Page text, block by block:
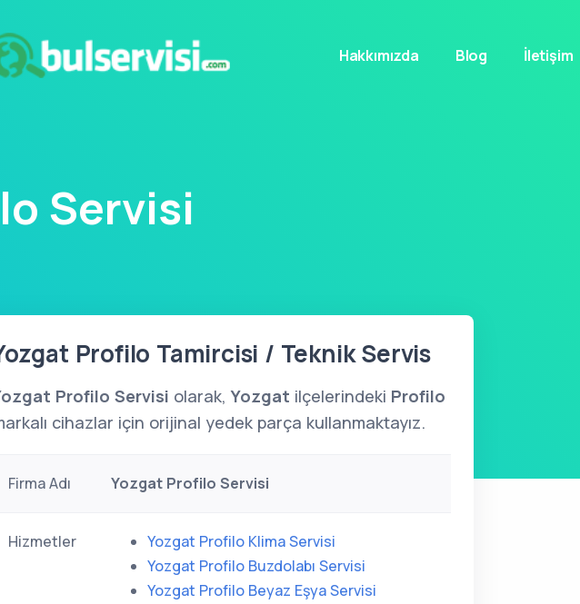
Hakkımızda Blog İletişim
Servisi
Profilo Tamircisi / Teknik Servis
Profilo Servisi olarak, Yozgat ilçelerindeki Profilo
cihazlar için orijinal yedek parça kullanmaktayız.
Firma Adı Yozgat Profilo Servisi
Hizmetler
Yozgat Profilo Klima Servisi
Yozgat Profilo Buzdolabı Servisi
Yozgat Profilo Beyaz Eşya Servisi